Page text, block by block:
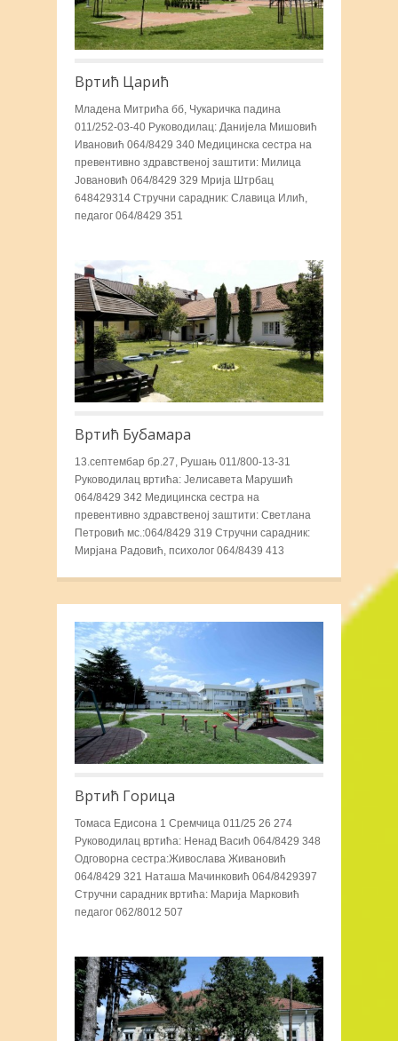
Вртић Царић
Младена Митрића бб, Чукаричка падина
011/252-03-40 Руководилац: Данијела Мишовић
Ивановић 064/8429 340 Медицинска сестра на
превентивно здравственој заштити: Милица
Јовановић 064/8429 329 Мрија Штрбац
648429314 Стручни сарадник: Славица Илић,
педагог 064/8429 351
Вртић Бубамара
13.септембар бр.27, Рушањ 011/800-13-31
Руководилац вртића: Јелисавета Марушић
064/8429 342 Медицинска сестра на
превентивно здравственој заштити: Светлана
Петровић мс.:064/8429 319 Стручни сарадник:
Мирјана Радовић, психолог 064/8439 413
Вртић Горица
Toмаса Едисона 1 Сремчица 011/25 26 274
Руководилац вртића: Ненад Васић 064/8429 348
Одговорна сестра:Живослава Живановић
064/8429 321 Наташа Мачинковић 064/8429397
Стручни сарадник вртића: Марија Марковић
педагог 062/8012 507